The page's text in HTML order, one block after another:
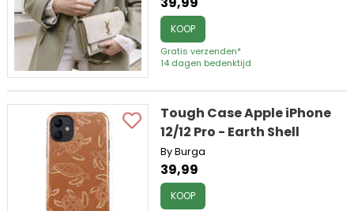
KOOP
Gratis verzenden*
14 dagen bedenktijd
Tough Case Apple iPhone
12/12 Pro - Earth Shell
By Burga
39,99
KOOP